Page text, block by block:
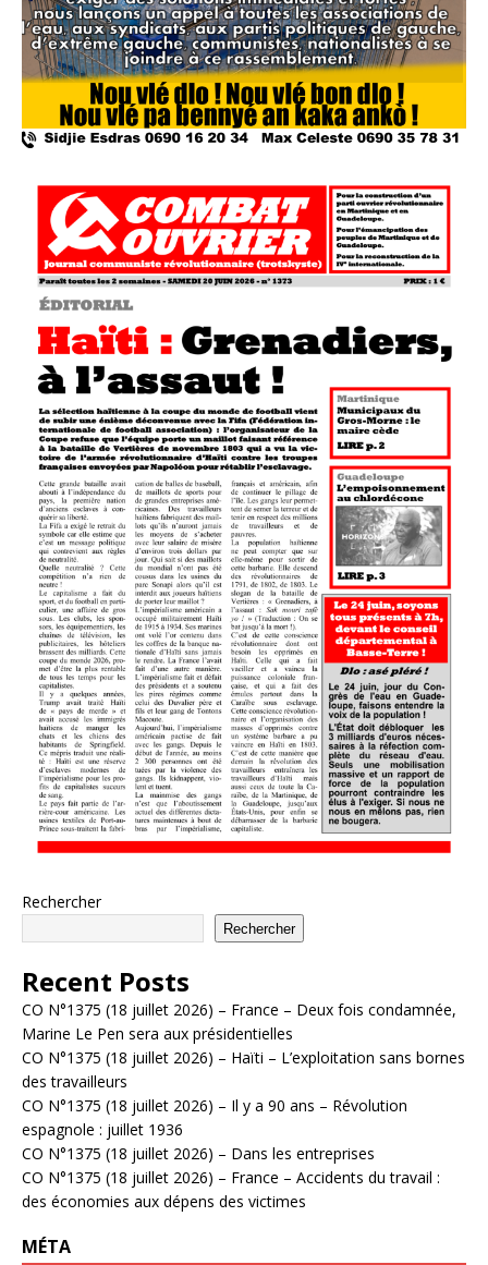
Rechercher
Rechercher
Recent Posts
CO N°1375 (18 juillet 2026) – France – Deux fois condamnée,
Marine Le Pen sera aux présidentielles
CO N°1375 (18 juillet 2026) – Haïti – L’exploitation sans bornes
des travailleurs
CO N°1375 (18 juillet 2026) – Il y a 90 ans – Révolution
espagnole : juillet 1936
CO N°1375 (18 juillet 2026) – Dans les entreprises
CO N°1375 (18 juillet 2026) – France – Accidents du travail :
des économies aux dépens des victimes
MÉTA